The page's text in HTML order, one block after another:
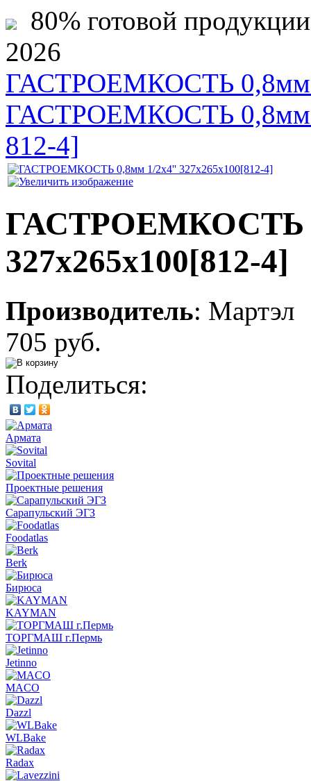
80% готовой
2026
ГАСТРОЕМКОСТЬ 0,8мм
ГАСТРОЕМКОСТЬ 0,8мм
812-4]
ГАСТРОЕМКОСТЬ
327х265х100[812-4]
Производитель: Мартэл
705 руб.
Поделиться:
Армата
Sovital
Проектные решения
Сарапульский ЭГЗ
Foodatlas
Berk
Бирюса
KAYMAN
ТОРГМАШ г.Пермь
Jetinno
MACO
Dazzl
WLBake
Radax